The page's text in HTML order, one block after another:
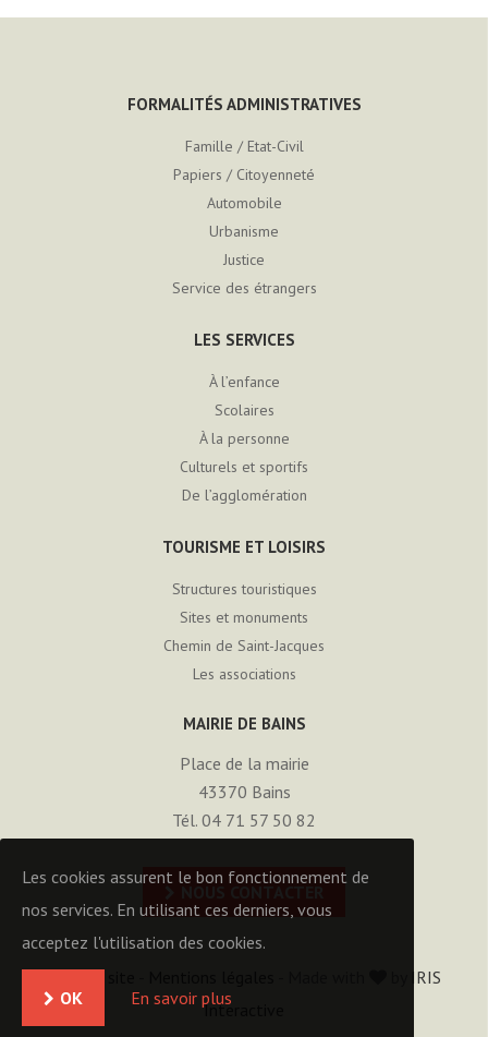
FORMALITÉS ADMINISTRATIVES
Famille / Etat-Civil
Papiers / Citoyenneté
Automobile
Urbanisme
Justice
Service des étrangers
LES SERVICES
À l’enfance
Scolaires
À la personne
Culturels et sportifs
De l’agglomération
TOURISME ET LOISIRS
Structures touristiques
Sites et monuments
Chemin de Saint-Jacques
Les associations
MAIRIE DE BAINS
Place de la mairie
43370 Bains
Tél. 04 71 57 50 82
IRIS
Interactive
Les cookies assurent le bon fonctionnement de
nos services. En utilisant ces derniers, vous
acceptez l'utilisation des cookies.
OK En savoir plus